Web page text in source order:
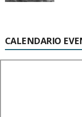
CALENDARIO